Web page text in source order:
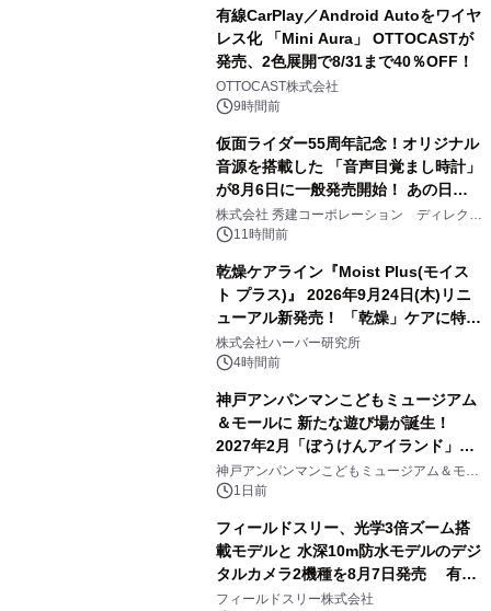
有線CarPlay／Android Autoをワイヤ
レス化 「Mini Aura」 OTTOCASTが
発売、2色展開で8/31まで40％OFF！
OTTOCAST株式会社
9時間前
仮面ライダー55周年記念！オリジナル
音源を搭載した 「音声目覚まし時計」
が8月6日に一般発売開始！ あの日の
大興奮が今甦る
株式会社 秀建コーポレーション ディレクト
アートギャラリー
11時間前
乾燥ケアライン『Moist Plus(モイス
ト プラス)』 2026年9月24日(木)リニ
ューアル新発売！ 「乾燥」ケアに特化
し、ライン使いで潤いに満ちた肌へ
株式会社ハーバー研究所
4時間前
神戸アンパンマンこどもミュージアム
＆モールに 新たな遊び場が誕生！
2027年2月「ぼうけんアイランド」が
オープン
神戸アンパンマンこどもミュージアム＆モー
ル 1日前
フィールドスリー、光学3倍ズーム搭
載モデルと 水深10m防水モデルのデジ
タルカメラ2機種を8月7日発売 有効
約1300万画素、用途別に選べるコンデ
フィールドスリー株式会社